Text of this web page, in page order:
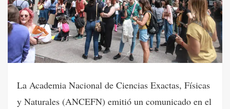
La Academia Nacional de Ciencias Exactas, Físicas
y Naturales (ANCEFN) emitió un comunicado en el